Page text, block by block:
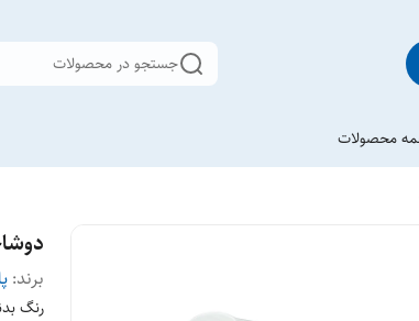
جستجو در محصولات
محصولات
برند:
رنگ